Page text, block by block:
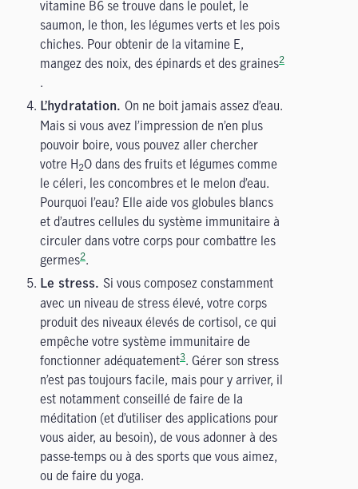
vitamine B6 se trouve dans le poulet, le
saumon, le thon, les légumes verts et les pois
chiches. Pour obtenir de la vitamine E,
mangez des noix, des épinards et des graines2
.
L’hydratation. On ne boit jamais assez d’eau.
Mais si vous avez l’impression de n’en plus
pouvoir boire, vous pouvez aller chercher
votre H2O dans des fruits et légumes comme
le céleri, les concombres et le melon d’eau.
Pourquoi l’eau? Elle aide vos globules blancs
et d’autres cellules du système immunitaire à
circuler dans votre corps pour combattre les
germes2.
Le stress. Si vous composez constamment
avec un niveau de stress élevé, votre corps
produit des niveaux élevés de cortisol, ce qui
empêche votre système immunitaire de
fonctionner adéquatement3. Gérer son stress
n’est pas toujours facile, mais pour y arriver, il
est notamment conseillé de faire de la
méditation (et d’utiliser des applications pour
vous aider, au besoin), de vous adonner à des
passe-temps ou à des sports que vous aimez,
ou de faire du yoga.